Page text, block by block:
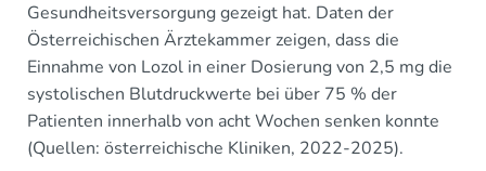
Gesundheitsversorgung gezeigt hat. Daten der
Österreichischen Ärztekammer zeigen, dass die
Einnahme von Lozol in einer Dosierung von 2,5 mg die
systolischen Blutdruckwerte bei über 75 % der
Patienten innerhalb von acht Wochen senken konnte
(Quellen: österreichische Kliniken, 2022-2025).